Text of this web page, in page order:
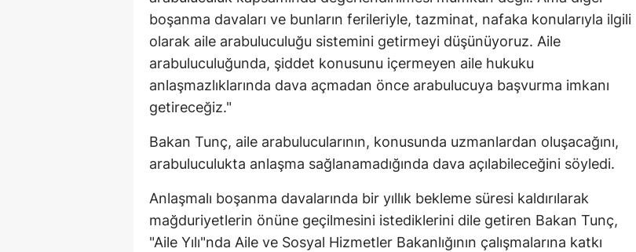
Kahramanmaraş
Mardin
Nevşehir
Niğde
Ordu
Rize
boşanma davaları ve bunların ferileriyle, tazminat, nafaka konularıyla ilgili
olarak aile arabuluculuğu sistemini getirmeyi düşünüyoruz. Aile
arabuluculuğunda, şiddet konusunu içermeyen aile hukuku
anlaşmazlıklarında dava açmadan önce arabulucuya başvurma imkanı
getireceğiz."
Bakan Tunç, aile arabulucularının, konusunda uzmanlardan oluşacağını,
arabuluculukta anlaşma sağlanamadığında dava açılabileceğini söyledi.
Anlaşmalı boşanma davalarında bir yıllık bekleme süresi kaldırılarak
mağduriyetlerin önüne geçilmesini istediklerini dile getiren Bakan Tunç,
"Aile Yılı"nda Aile ve Sosyal Hizmetler Bakanlığının çalışmalarına katkı